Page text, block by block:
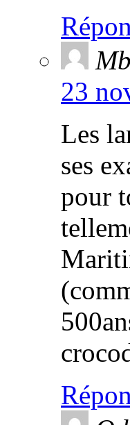
23
Les
ses
pour